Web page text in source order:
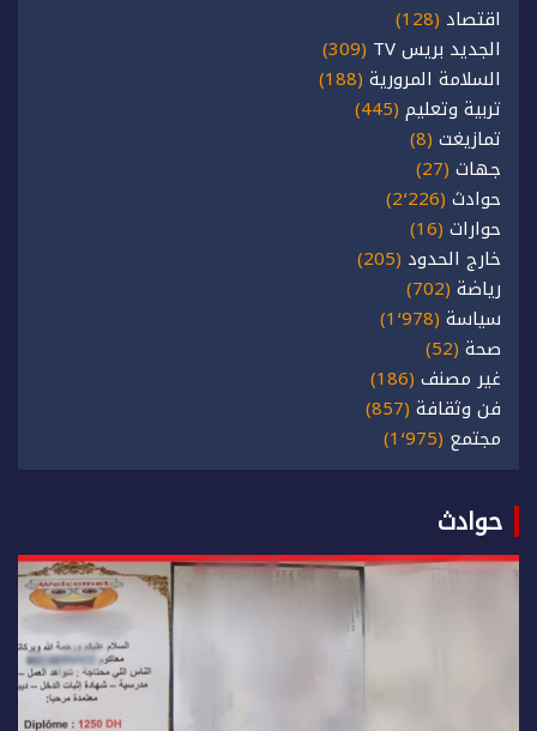
اقتصاد (128)
الجديد بريس TV
(309)
السلامة المرورية (188)
تربية وتعليم (445)
تمازيغت (8)
جهات (27)
حوادث (2٬226)
حوارات (16)
خارج الحدود (205)
رياضة (702)
سياسة (1٬978)
صحة (52)
غير مصنف (186)
فن وثقافة (857)
مجتمع (1٬975)
حوادث